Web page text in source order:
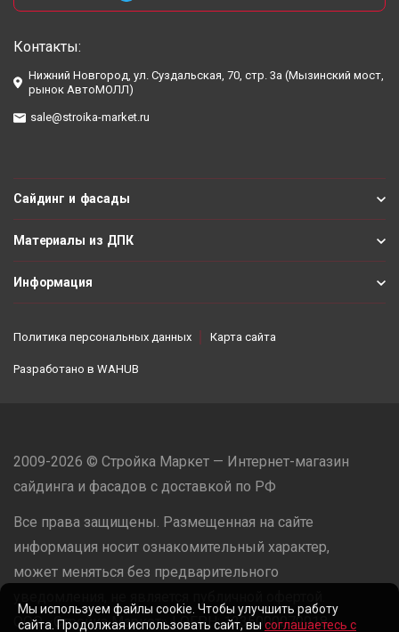
Контакты:
Нижний Новгород, ул. Суздальская, 70, стр. 3а (Мызинский мост,
рынок АвтоМОЛЛ)
sale@stroika-market.ru
Сайдинг и фасады
Материалы из ДПК
Информация
Политика персональных данных Карта сайта
Разработано в WAHUB
2009-2026 © Стройка Маркет — Интернет-магазин
сайдинга и фасадов с доставкой по РФ
Все права защищены. Размещенная на сайте
информация носит ознакомительный характер,
может меняться без предварительного
ООО «Стройка Маркет» | ОГРН: 1235000079918
Мы используем файлы cookie. Чтобы улучшить работу
сайта. Продолжая использовать сайт, вы соглашаетесь с